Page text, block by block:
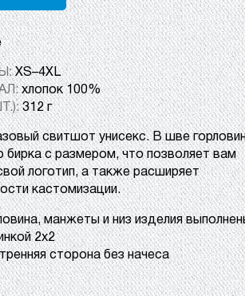
XS–4XL
хлопок 100%
312 г
свитшот унисекс. В шве
с размером, что позволяет вам
логотип, а также расширяет
кастомизации.
манжеты и низ изделия
2х2
сторона без начеса